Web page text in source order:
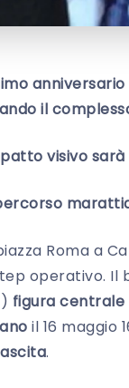
il
visivo
Roma a
operativo. Il
figura
il 16 maggio
.